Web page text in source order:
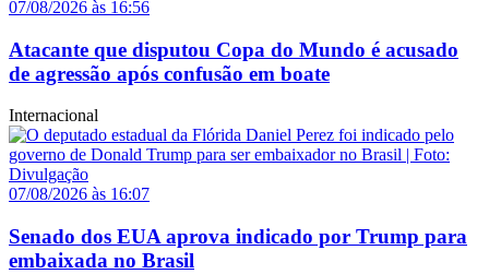
07/08/2026 às 16:56
Atacante que disputou Copa do Mundo é acusado
de agressão após confusão em boate
Internacional
07/08/2026 às 16:07
Senado dos EUA aprova indicado por Trump para
embaixada no Brasil